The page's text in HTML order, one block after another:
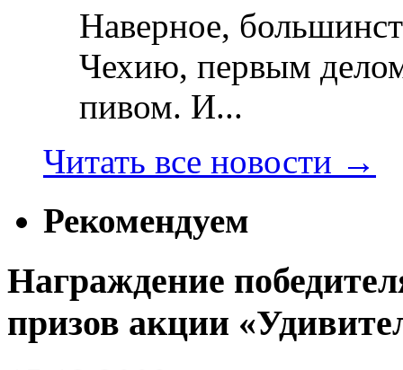
Наверное,
Чехию, первым
пивом. И...
Читать все новости →
Рекомендуем
Награждение
призов акции